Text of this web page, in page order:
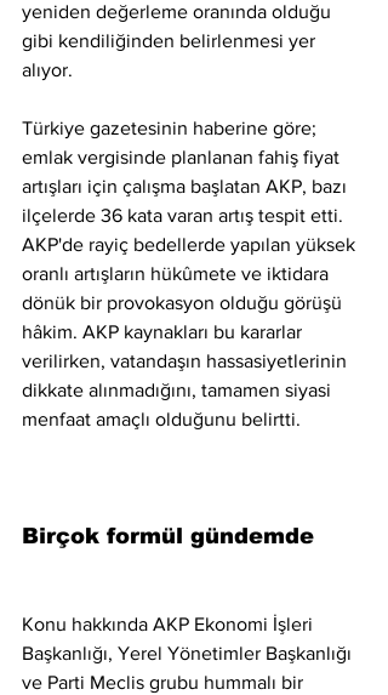
yeniden değerleme oranında olduğu
gibi kendiliğinden belirlenmesi yer
alıyor.
Türkiye gazetesinin haberine göre;
emlak vergisinde planlanan fahiş fiyat
artışları için çalışma başlatan AKP, bazı
ilçelerde 36 kata varan artış tespit etti.
AKP'de rayiç bedellerde yapılan yüksek
oranlı artışların hükûmete ve iktidara
dönük bir provokasyon olduğu görüşü
hâkim. AKP kaynakları bu kararlar
verilirken, vatandaşın hassasiyetlerinin
dikkate alınmadığını, tamamen siyasi
menfaat amaçlı olduğunu belirtti.
Birçok formül gündemde
Konu hakkında AKP Ekonomi İşleri
Başkanlığı, Yerel Yönetimler Başkanlığı
ve Parti Meclis grubu hummalı bir